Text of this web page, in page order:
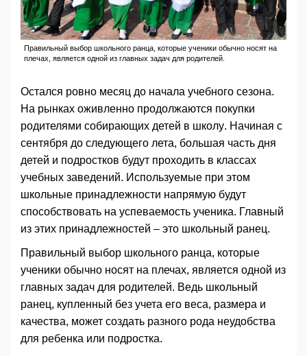
Правильный выбор школьного ранца, которые ученики обычно носят на
плечах, является одной из главных задач для родителей.
Остался ровно месяц до начала учебного сезона.
На рынках оживленно продолжаются покупки
родителями собирающих детей в школу. Начиная с
сентября до следующего лета, большая часть дня
детей и подростков будут проходить в классах
учебных заведений. Используемые при этом
школьные принадлежности напрямую будут
способствовать на успеваемость ученика. Главный
из этих принадлежностей – это школьный ранец.
Правильный выбор школьного ранца, которые
ученики обычно носят на плечах, является одной из
главных задач для родителей. Ведь школьный
ранец, купленный без учета его веса, размера и
качества, может создать разного рода неудобства
для ребенка или подростка.